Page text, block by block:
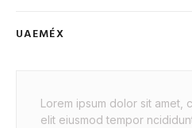
UAEMÉX
Lorem ipsum dolor sit amet,
elit eiusmod tempor